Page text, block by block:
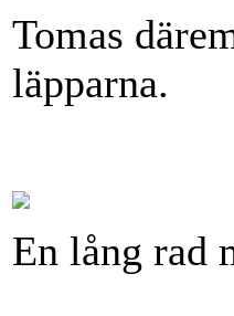
Tomas
läpparna.
En lång rad